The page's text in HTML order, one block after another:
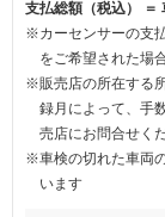
支払総額（税込） ＝
※カーセンサーの支
をご希望された場
※販売店の所在する
録月によって、手
売店にお問合せく
※車検の切れた車両
います